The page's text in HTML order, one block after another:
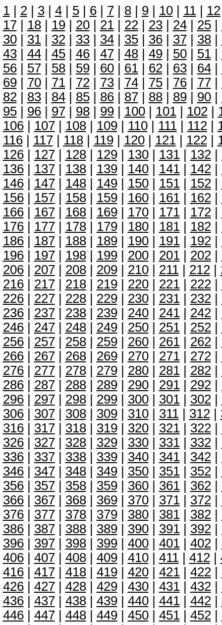
1| 2| 3| 4| 5| 6| 7| 8| 9| 10| 11| 12
17| 18| 19| 20| 21| 22| 23| 24| 25|
30| 31| 32| 33| 34| 35| 36| 37| 38|
43| 44| 45| 46| 47| 48| 49| 50| 51|
56| 57| 58| 59| 60| 61| 62| 63| 64|
69| 70| 71| 72| 73| 74| 75| 76| 77|
82| 83| 84| 85| 86| 87| 88| 89| 90|
95| 96| 97| 98| 99| 100| 101| 102|
106| 107| 108| 109| 110| 111| 112|
116| 117| 118| 119| 120| 121| 122|
126| 127| 128| 129| 130| 131| 132|
136| 137| 138| 139| 140| 141| 142|
146| 147| 148| 149| 150| 151| 152|
156| 157| 158| 159| 160| 161| 162|
166| 167| 168| 169| 170| 171| 172|
176| 177| 178| 179| 180| 181| 182|
186| 187| 188| 189| 190| 191| 192|
196| 197| 198| 199| 200| 201| 202|
206| 207| 208| 209| 210| 211| 212|
216| 217| 218| 219| 220| 221| 222|
226| 227| 228| 229| 230| 231| 232|
236| 237| 238| 239| 240| 241| 242|
246| 247| 248| 249| 250| 251| 252|
256| 257| 258| 259| 260| 261| 262|
266| 267| 268| 269| 270| 271| 272|
276| 277| 278| 279| 280| 281| 282|
286| 287| 288| 289| 290| 291| 292|
296| 297| 298| 299| 300| 301| 302|
306| 307| 308| 309| 310| 311| 312|
316| 317| 318| 319| 320| 321| 322|
326| 327| 328| 329| 330| 331| 332|
336| 337| 338| 339| 340| 341| 342|
346| 347| 348| 349| 350| 351| 352|
356| 357| 358| 359| 360| 361| 362|
366| 367| 368| 369| 370| 371| 372|
376| 377| 378| 379| 380| 381| 382|
386| 387| 388| 389| 390| 391| 392|
396| 397| 398| 399| 400| 401| 402|
406| 407| 408| 409| 410| 411| 412|
416| 417| 418| 419| 420| 421| 422|
426| 427| 428| 429| 430| 431| 432|
436| 437| 438| 439| 440| 441| 442|
446| 447| 448| 449| 450| 451| 452|